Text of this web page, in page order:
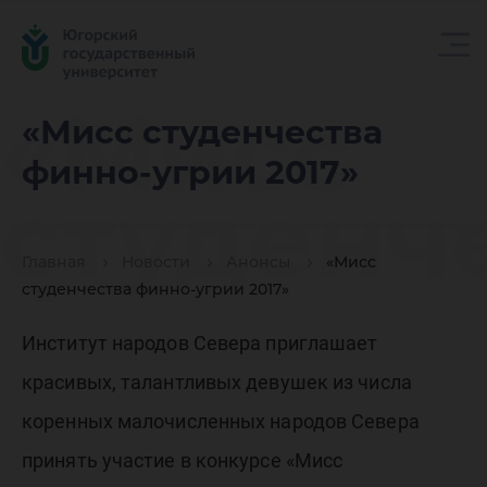
«Мисс студенчества
финно-угрии 2017»
«Мисс
студенчества финно-угрии 2017»
«Мисс
финно-
2017»
Институт народов Севера приглашает
красивых, талантливых девушек из числа
коренных малочисленных народов Севера
принять участие в конкурсе «Мисс